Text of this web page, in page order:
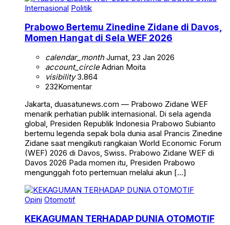
Internasional Politik
Prabowo Bertemu Zinedine Zidane di Davos,
Momen Hangat di Sela WEF 2026
calendar_monthJumat, 23 Jan 2026
account_circleAdrian Moita
visibility3.864
232Komentar
Jakarta, duasatunews.com — Prabowo Zidane WEF
menarik perhatian publik internasional. Di sela agenda
global, Presiden Republik Indonesia Prabowo Subianto
bertemu legenda sepak bola dunia asal Prancis Zinedine
Zidane saat mengikuti rangkaian World Economic Forum
(WEF) 2026 di Davos, Swiss. Prabowo Zidane WEF di
Davos 2026 Pada momen itu, Presiden Prabowo
mengunggah foto pertemuan melalui akun […]
Opini Otomotif
KEKAGUMAN TERHADAP DUNIA OTOMOTIF